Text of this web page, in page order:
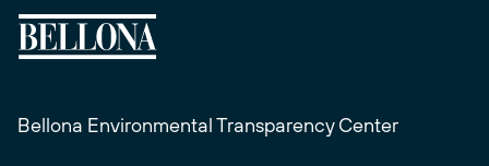
Bellona Environmental Transparency Center